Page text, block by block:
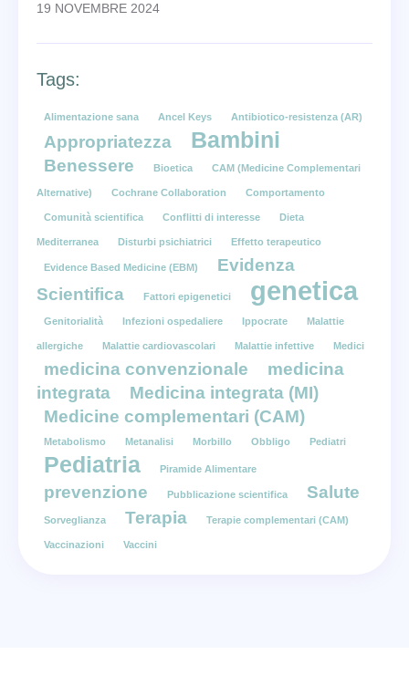
19 NOVEMBRE 2024
Tags:
Alimentazione sana Ancel Keys Antibiotico-resistenza (AR)
Appropriatezza Bambini
Benessere Bioetica CAM (Medicine Complementari
Alternative) Cochrane Collaboration Comportamento
Comunità scientifica Conflitti di interesse Dieta
Mediterranea Disturbi psichiatrici Effetto terapeutico
Evidence Based Medicine (EBM)
Evidenza
Scientifica
Fattori epigenetici genetica
Genitorialità Infezioni ospedaliere Ippocrate Malattie
allergiche Malattie cardiovascolari Malattie infettive Medici
medicina convenzionale
medicina
integrata
Medicina integrata (MI)
Medicine complementari (CAM)
Metabolismo Metanalisi Morbillo Obbligo Pediatri
Pediatria Piramide Alimentare
prevenzione Pubblicazione scientifica Salute
Sorveglianza Terapia Terapie complementari (CAM)
Vaccinazioni Vaccini